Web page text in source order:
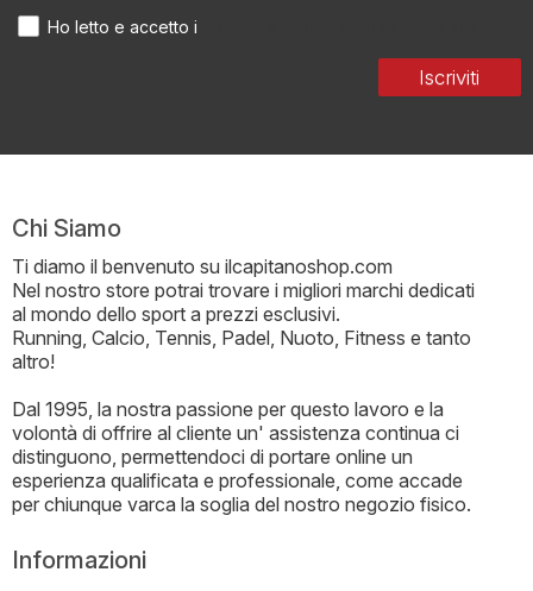
Iscriviti
Ho letto e accetto i
Chi Siamo
Ti diamo il benvenuto su ilcapitanoshop.com
Nel nostro store potrai trovare i migliori marchi dedicati
al mondo dello sport a prezzi esclusivi.
Running, Calcio, Tennis, Padel, Nuoto, Fitness e tanto
altro!
Dal 1995, la nostra passione per questo lavoro e la
volontà di offrire al cliente un' assistenza continua ci
distinguono, permettendoci di portare online un
esperienza qualificata e professionale, come accade
per chiunque varca la soglia del nostro negozio fisico.
Informazioni